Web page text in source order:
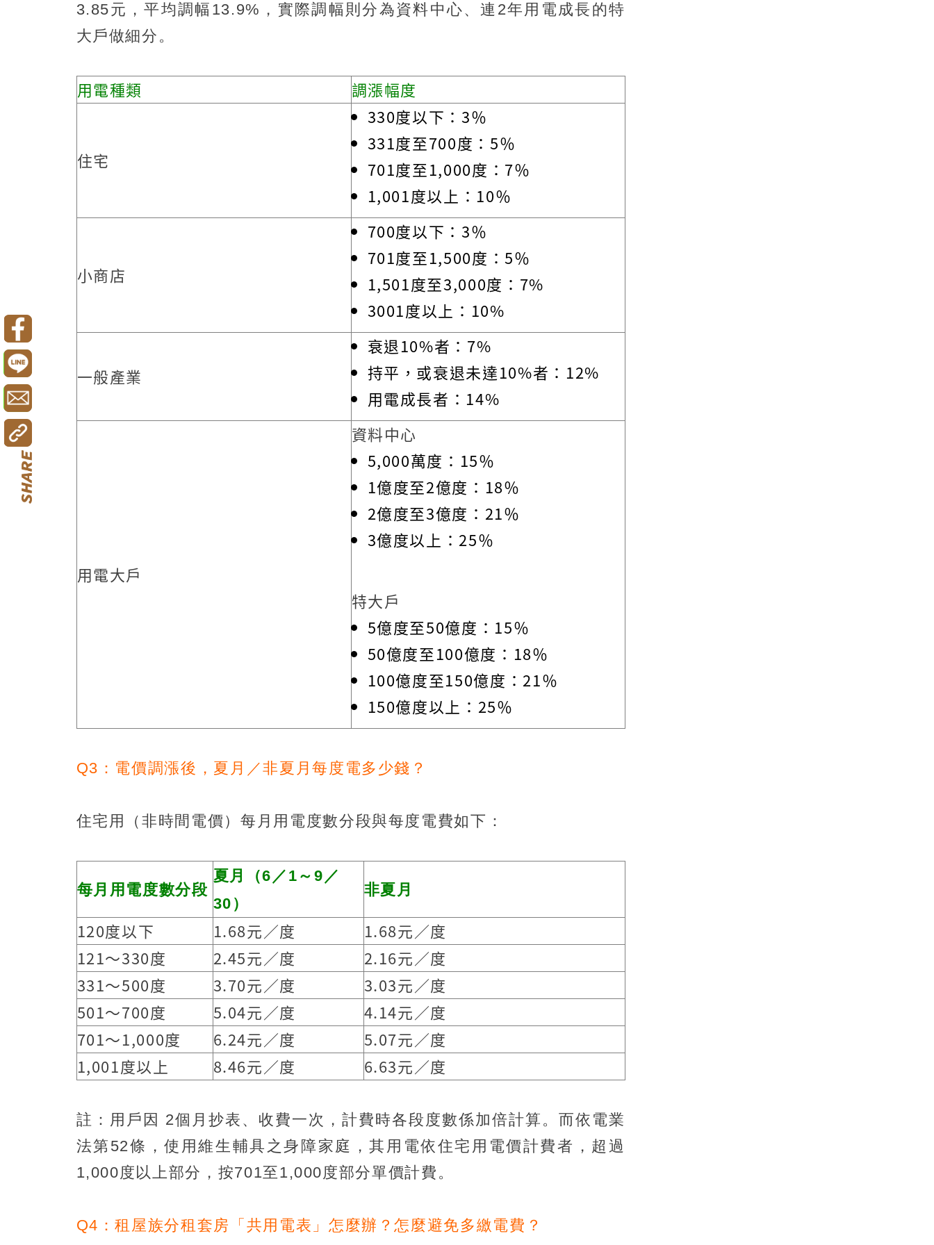
3.85元，平均調幅13.9%，實際調幅則分為資料中心、連2年用電成長的特
大戶做細分。
用電種類 調漲幅度
住宅
330度以下：3％
331度至700度：5％
701度至1,000度：7％
1,001度以上：10％
小商店
700度以下：3％
701度至1,500度：5％
1,501度至3,000度：7%
3001度以上：10%
一般產業
衰退10%者：7%
持平，或衰退未達10%者：12%
用電成長者：14%
用電大戶
資料中心
5,000萬度：15％
1億度至2億度：18％
2億度至3億度：21％
3億度以上：25％
特大戶
5億度至50億度：15％
50億度至100億度：18％
100億度至150億度：21％
150億度以上：25％
Q3：電價調漲後，夏月／非夏月每度電多少錢？
住宅用（非時間電價）每月用電度數分段與每度電費如下：
每月用電度數分段
夏月（6／1～9／
30）
非夏月
120度以下 1.68元／度
1.68元／度
121～330度
2.45元／度
2.16元／度
331～500度
3.70元／度
3.03元／度
501～700度
5.04元／度
4.14元／度
701～1,000度
6.24元／度
5.07元／度
1,001度以上
8.46元／度 6.63元／度
註：用戶因 2個月抄表、收費一次，計費時各段度數係加倍計算。而依電業
法第52條，使用維生輔具之身障家庭，其用電依住宅用電價計費者，超過
1,000度以上部分，按701至1,000度部分單價計費。
Q4：租屋族分租套房「共用電表」怎麼辦？怎麼避免多繳電費？